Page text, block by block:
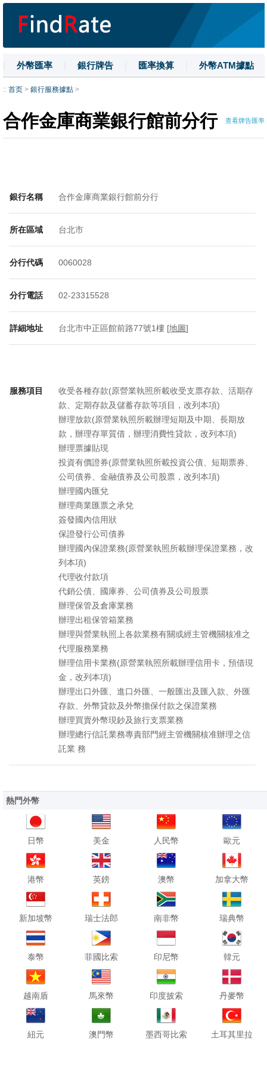
外幣匯率 銀行牌告 匯率換算 外幣ATM據點
| 名詞解釋 | 換匯技巧
:: 首页 > 銀行服務據點 >
合作金庫商業銀行館前分行 查看牌告匯率
銀行名稱 合作金庫商業銀行館前分行
所在區域 台北市
分行代碼 0060028
分行電話 02-23315528
詳細地址 台北市中正區館前路77號1樓 [地圖]
服務項目
收受各種存款(原營業執照所載收受支票存款、活期存
款、定期存款及儲蓄存款等項目，改列本項)
辦理放款(原營業執照所載辦理短期及中期、長期放
款，辦理存單質借，辦理消費性貸款，改列本項)
辦理票據貼現
投資有價證券(原營業執照所載投資公債、短期票券、
公司債券、金融債券及公司股票，改列本項)
辦理國內匯兌
辦理商業匯票之承兌
簽發國內信用狀
保證發行公司債券
辦理國內保證業務(原營業執照所載辦理保證業務，改
列本項)
代理收付款項
代銷公債、國庫券、公司債券及公司股票
辦理保管及倉庫業務
辦理出租保管箱業務
辦理與營業執照上各款業務有關或經主管機關核准之
代理服務業務
辦理信用卡業務(原營業執照所載辦理信用卡，預借現
金，改列本項)
辦理出口外匯、進口外匯、一般匯出及匯入款、外匯
存款、外幣貸款及外幣擔保付款之保證業務
辦理買賣外幣現鈔及旅行支票業務
辦理總行信託業務專責部門經主管機關核准辦理之信
託業 務
熱門外幣
日幣 美金 人民幣 歐元
港幣 英鎊 澳幣 加拿大幣
新加坡幣 瑞士法郎 南非幣 瑞典幣
泰幣 菲國比索 印尼幣 韓元
越南盾 馬來幣 印度披索 丹麥幣
紐元 澳門幣 墨西哥比索 土耳其里拉